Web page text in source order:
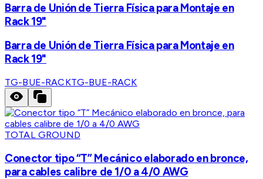
Barra de Unión de Tierra Física para Montaje en
Rack 19"
Barra de Unión de Tierra Física para Montaje en
Rack 19"
TG-BUE-RACKTG-BUE-RACK
TOTAL GROUND
Conector tipo “T” Mecánico elaborado en bronce,
para cables calibre de 1/0 a 4/0 AWG